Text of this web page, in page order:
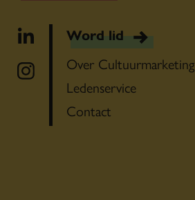
Word lid
Over Cultuurmarketing
Ledenservice
Contact